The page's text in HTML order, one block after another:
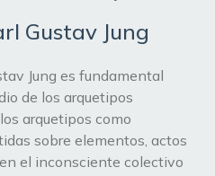
Gustav Jung
Jung es fundamental
de los arquetipos
arquetipos como
sobre elementos, actos
el inconsciente colectivo